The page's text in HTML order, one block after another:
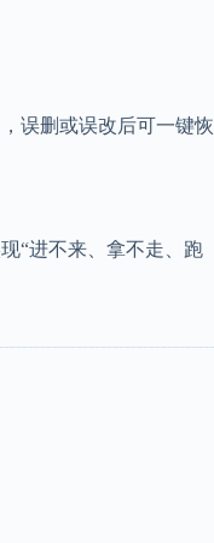
误删或误改后可一键恢
“进不来、拿不走、跑